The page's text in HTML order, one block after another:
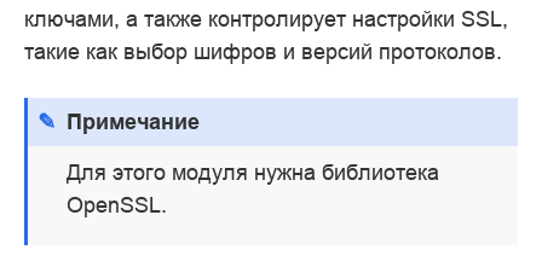
ключами, а также контролирует настройки SSL,
такие как выбор шифров и версий протоколов.
Примечание
Для этого модуля нужна библиотека
OpenSSL.